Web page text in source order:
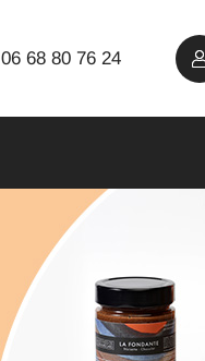
06 68 80 76 24